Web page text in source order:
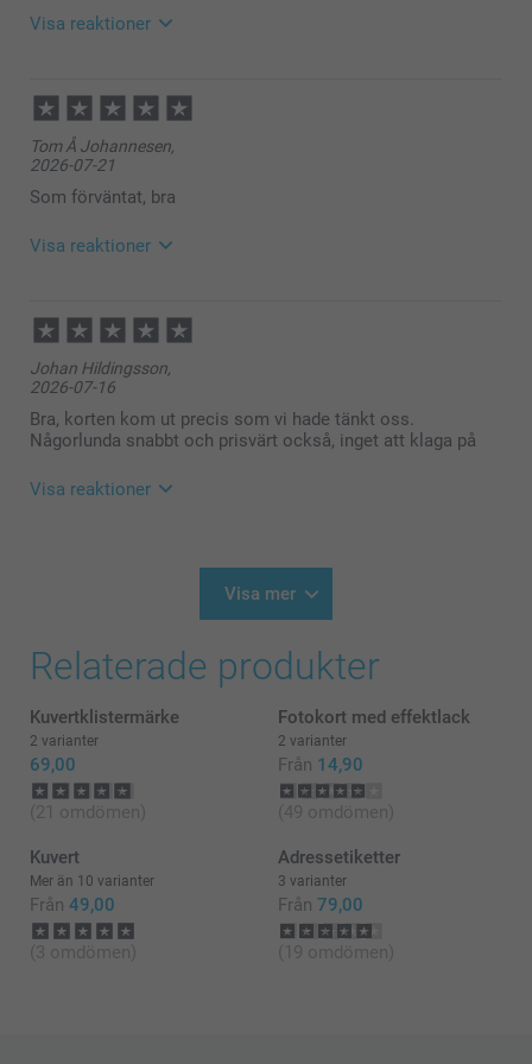
Varma hälsningar,
Kirsi @smartphoto
Visa reaktioner
11:40
Hej Jeanette,
Tusen tack för dina ⭐️⭐️⭐️⭐️⭐️ och fina ord! 💕
Vad roligt att du är nöjd med dina fotokort – det gör
oss verkligen glada.
Önskar dig en riktigt fin dag!
Varma hälsningar,
Kirsi @smartphoto
Tom Å Johannesen,
2026-07-21
Som förväntat, bra
Visa reaktioner
11:03
Hej Tom,
Stort tack för dina ⭐️⭐️⭐️⭐️⭐️ och omdöme, vi är glada
att du är nöjd med dina fotokort 😊
Vi önskar dig en fin sommar!
Vänliga hälsningar,
Johan Hildingsson,
2026-07-16
Bra, korten kom ut precis som vi hade tänkt oss.
Någorlunda snabbt och prisvärt också, inget att klaga på
Visa reaktioner
att du är nöjd med dina fotokort 😊
Vänliga hälsningar,
Visa mer
Relaterade produkter
Kuvertklistermärke
2 varianter
69,00
(21 omdömen)
Fotokort med effektlack
2 varianter
Från 14,90
(49 omdömen)
Kuvert
Mer än 10 varianter
Från 49,00
(3 omdömen)
Adressetiketter
3 varianter
Från 79,00
(19 omdömen)